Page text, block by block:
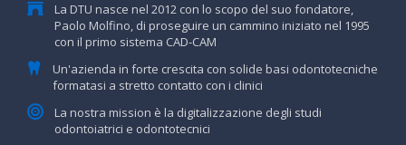
La DTU nasce nel 2012 con lo scopo del suo fondatore,
Paolo Molfino, di proseguire un cammino iniziato nel 1995
con il primo sistema CAD-CAM
Un'azienda in forte crescita con solide basi odontotecniche
formatasi a stretto contatto con i clinici
La nostra mission è la digitalizzazione degli studi
odontoiatrici e odontotecnici